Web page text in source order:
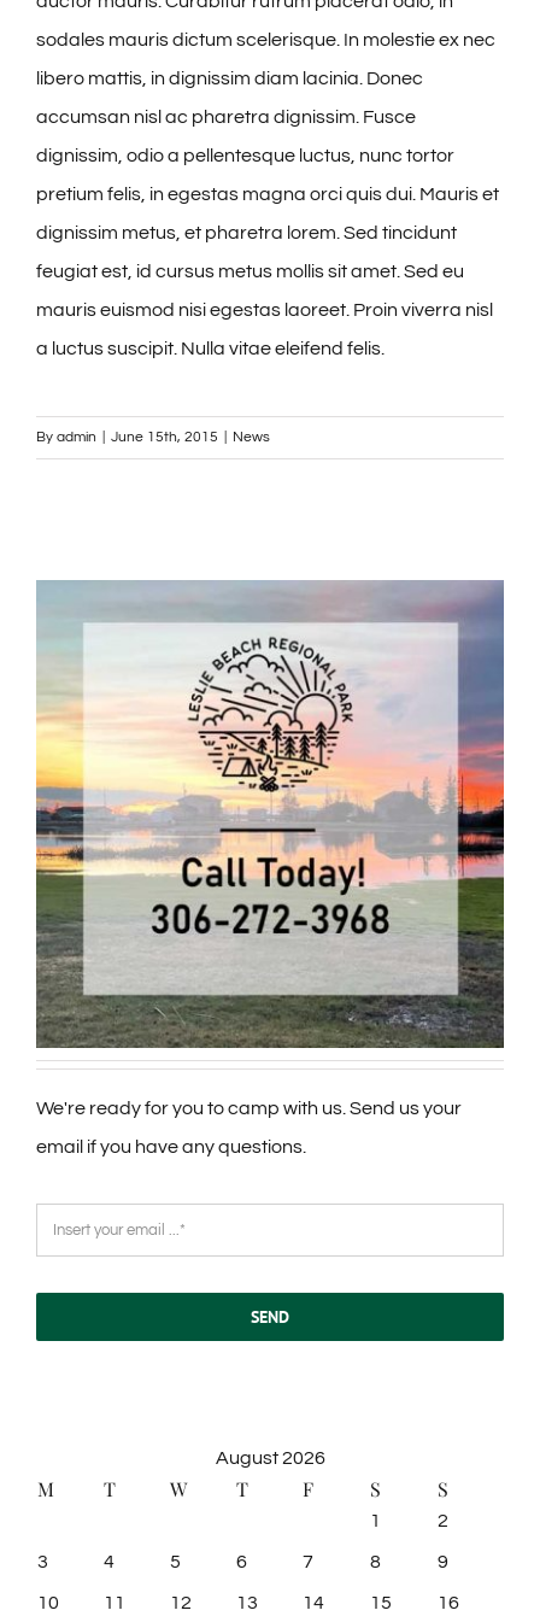
sodales mauris dictum scelerisque. In molestie ex nec
libero mattis, in dignissim diam lacinia. Donec
accumsan nisl ac pharetra dignissim. Fusce
dignissim, odio a pellentesque luctus, nunc tortor
pretium felis, in egestas magna orci quis dui. Mauris et
dignissim metus, et pharetra lorem. Sed tincidunt
feugiat est, id cursus metus mollis sit amet. Sed eu
mauris euismod nisi egestas laoreet. Proin viverra nisl
a luctus suscipit. Nulla vitae eleifend felis.
By admin June 15th, 2015 News
We're ready for you to camp with us. Send us your
email if you have any questions.
SEND
August 2026
M T W T F S S
1 2
3 4 5 6 7 8 9
10 11 12 13 14 15 16